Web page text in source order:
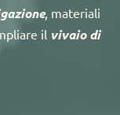
, materiali
il vivaio di